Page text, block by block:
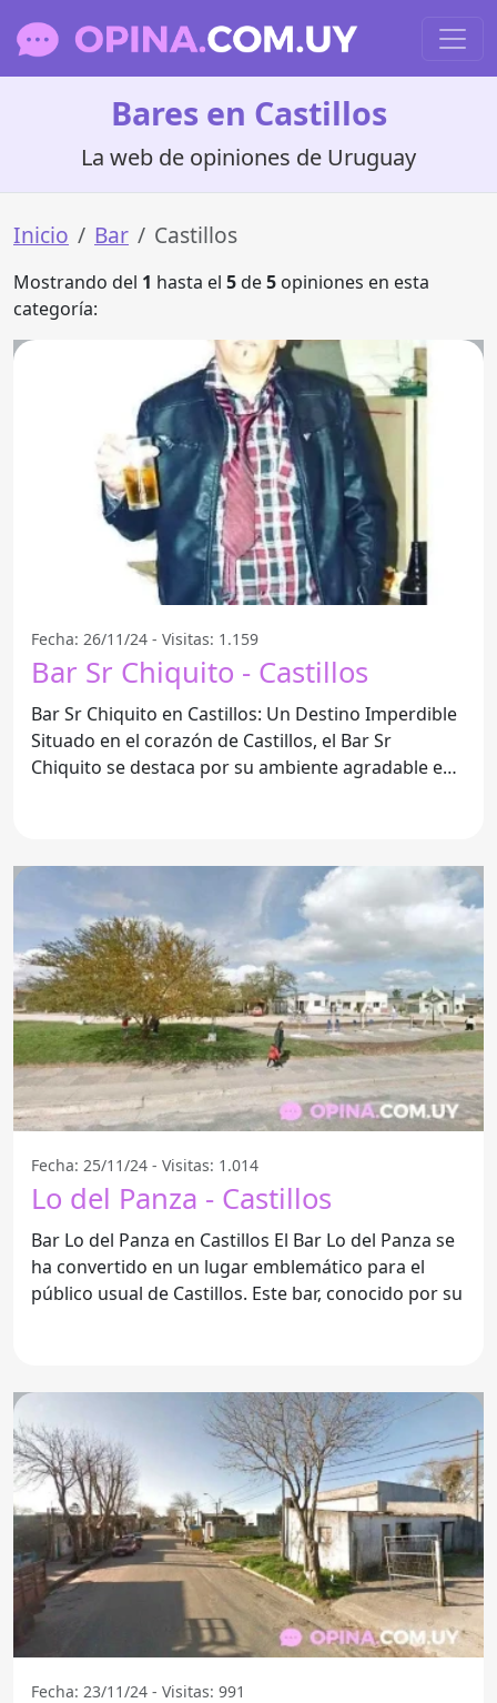
Bares en Castillos
La web de opiniones de Uruguay
Inicio Bar Castillos
Mostrando del 1 hasta el 5de5 opiniones en esta
categoría:
Fecha: 26/11/24 - Visitas: 1.159
Bar Sr Chiquito - Castillos
Bar Sr Chiquito en Castillos: Un Destino Imperdible
Situado en el corazón de Castillos, el Bar Sr
Chiquito se destaca por su ambiente agradable e
Fecha: 25/11/24 - Visitas: 1.014
Lo del Panza - Castillos
Bar Lo del Panza en Castillos El Bar Lo del Panza se
ha convertido en un lugar emblemático para el
público usual de Castillos. Este bar, conocido por su
Fecha: 23/11/24 - Visitas: 991